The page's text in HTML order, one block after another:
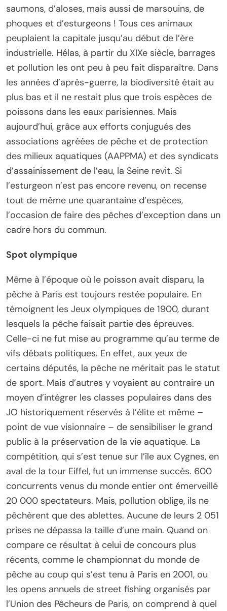
saumons, d’aloses, mais aussi de marsouins, de
phoques et d’esturgeons ! Tous ces animaux
peuplaient la capitale jusqu’au début de l’ère
industrielle. Hélas, à partir du XIXe siècle, barrages
et pollution les ont peu à peu fait disparaître. Dans
les années d’après-guerre, la biodiversité était au
plus bas et il ne restait plus que trois espèces de
poissons dans les eaux parisiennes. Mais
aujourd’hui, grâce aux efforts conjugués des
associations agréées de pêche et de protection
des milieux aquatiques (AAPPMA) et des syndicats
d’assainissement de l’eau, la Seine revit. Si
l’esturgeon n’est pas encore revenu, on recense
tout de même une quarantaine d’espèces,
l’occasion de faire des pêches d’exception dans un
cadre hors du commun.
Spot olympique
Même à l’époque où le poisson avait disparu, la
pêche à Paris est toujours restée populaire. En
témoignent les Jeux olympiques de 1900, durant
lesquels la pêche faisait partie des épreuves.
Celle-ci ne fut mise au programme qu’au terme de
vifs débats politiques. En effet, aux yeux de
certains députés, la pêche ne méritait pas le statut
de sport. Mais d’autres y voyaient au contraire un
moyen d’intégrer les classes populaires dans des
JO historiquement réservés à l’élite et même –
point de vue visionnaire – de sensibiliser le grand
public à la préservation de la vie aquatique. La
compétition, qui s’est tenue sur l’île aux Cygnes, en
aval de la tour Eiffel, fut un immense succès. 600
concurrents venus du monde entier ont émerveillé
20 000 spectateurs. Mais, pollution oblige, ils ne
pêchèrent que des ablettes. Aucune de leurs 2 051
prises ne dépassa la taille d’une main. Quand on
compare ce résultat à celui de concours plus
récents, comme le championnat du monde de
pêche au coup qui s’est tenu à Paris en 2001, ou
les opens annuels de street fishing organisés par
l’Union des Pêcheurs de Paris, on comprend à quel